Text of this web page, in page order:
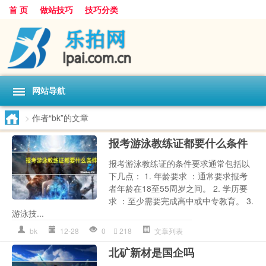
首 页 做站技巧 技巧分类
网站导航
> 作者“bk”的文章
报考游泳教练证都要什么条件
报考游泳教练证的条件要求通常包括以
下几点： 1. 年龄要求 ：通常要求报考
者年龄在18至55周岁之间。 2. 学历要
求 ：至少需要完成高中或中专教育。 3.
游泳技...
bk 12-28 0 218 文章列表
北矿新材是国企吗